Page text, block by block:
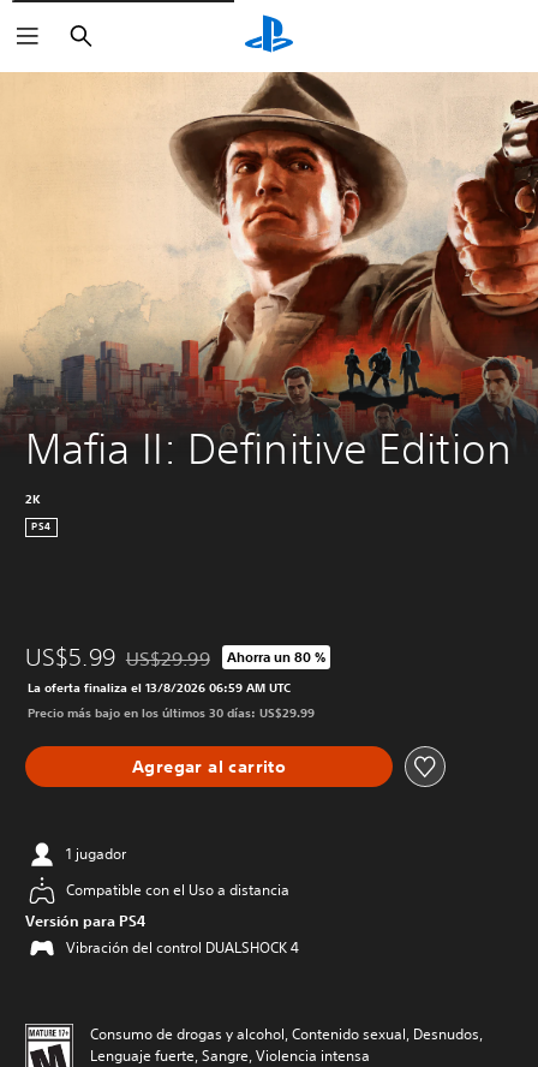
Buscar
Mafia II: Definitive Edition
2K
PS4
US$5.99 Rebajado del precio original de US$29.99
US$29.99 Ahorra un 80 %
La oferta finaliza el 13/8/2026 06:59 AM UTC
Precio más bajo en los últimos 30 días: US$29.99
Agregar al carrito
1 jugador
Compatible con el Uso a distancia
Versión para PS4
Vibración del control DUALSHOCK 4
Consumo de drogas y alcohol, Contenido sexual, Desnudos,
Lenguaje fuerte, Sangre, Violencia intensa